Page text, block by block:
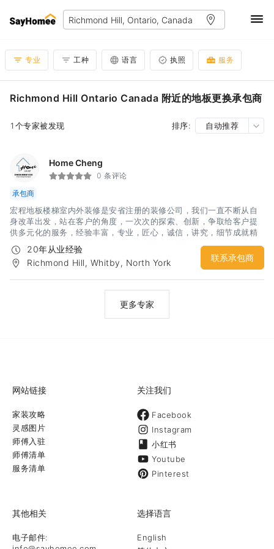
专业 工种 语言 执照 服务
Richmond Hill Ontario Canada 附近的地板更换承包商
1个专家被发现 排序: 自动推荐
Home Cheng
0 条评论
承包商
宏程地板楼梯室内外装修是安省注册的装修公司，我们一直不断从自
身改革出发，站在客户的角度，一次次的探索、创新，争取给客户提
供多元化的服务，经验丰富，专业，匠心，诚信，讲究，细节成就精
致工程！质量保障，认真负责，2年保修，完善的售后服务，可免费上
门估价，我们用最好的材料，最好的服务，在保证工程质量的前提
下，给您最公道合理的价格，为您营造一个温馨，舒适的居住环境 服
（deck），车道及庭院铺砖，改墙改水电，洗手间厨房翻新，精装
20年从业经验
Richmond Hill, Whitby, North York
联系承包商
更多专家
网站链接
家装攻略
灵感图片
师傅入驻
师傅清单
服务清单
关注我们
Facebook
Instagram
小红书
Youtube
Pinterest
其他相关
电子邮件:
选择语言
English